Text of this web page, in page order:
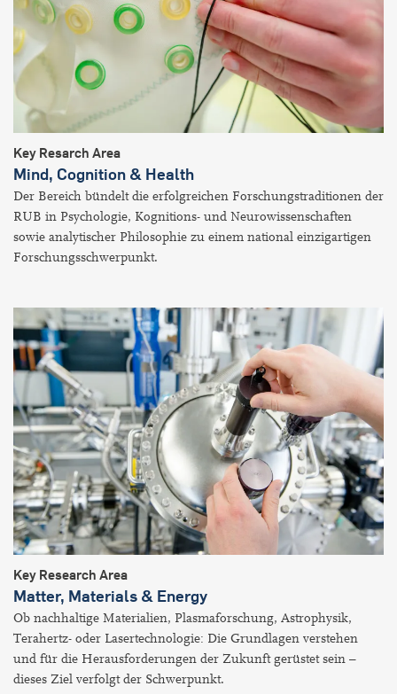
Key Resarch Area
Mind, Cognition & Health
Der Bereich bündelt die erfolgreichen Forschungstraditionen der
RUB in Psychologie, Kognitions- und Neurowissenschaften
sowie analytischer Philosophie zu einem national einzigartigen
Forschungsschwerpunkt.
Key Research Area
Matter, Materials & Energy
Ob nachhaltige Materialien, Plasmaforschung, Astrophysik,
Terahertz- oder Lasertechnologie: Die Grundlagen verstehen
und für die Herausforderungen der Zukunft gerüstet sein –
dieses Ziel verfolgt der Schwerpunkt.